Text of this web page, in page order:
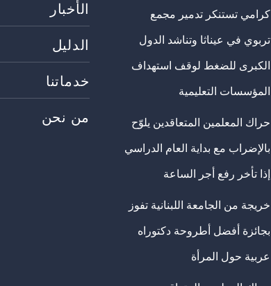
كرامي تستنكر تدمير مجمع
تربوي في عيناثا وتناشد الدول
الكبرى للضغط لوقف استهداف
المؤسسات التعليمية
حراك المعلمين المتعاقدين يلوّح
بالإضراب مع بداية العام الدراسي
إذا تأخر رفع أجر الساعة
خريجة من الجامعة اللبنانية تفوز
بجائزة أفضل أطروحة دكتوراه
عربية حول المرأة
الأخبار
الدليل
خدماتنا
من نحن